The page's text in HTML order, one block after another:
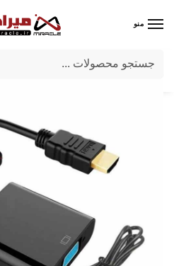
منو
میراکل/کامپیوتر/مبدل